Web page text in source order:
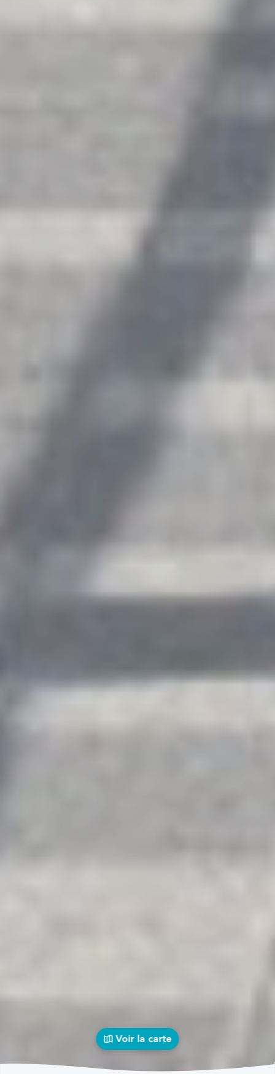
Voir la carte